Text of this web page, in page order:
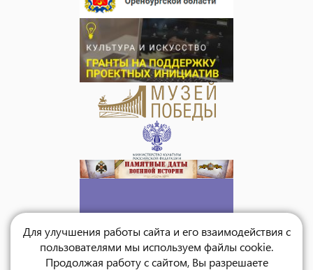
Для улучшения работы сайта и его взаимодействия с
пользователями мы используем файлы cookie.
Продолжая работу с сайтом, Вы разрешаете